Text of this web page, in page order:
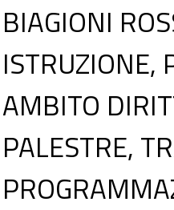
BIAGIONI
ISTRUZIONE,
AMBITO
PALESTRE,